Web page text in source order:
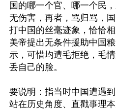
国的哪一个官、哪一个民
无伤害，再者，骂归骂，
打中国的丝毫迹象，恰恰
美帝提出无条件援助中国
示，可惜均遭毛拒绝，毛
丢自己的脸。
要说明：指当时中国遭遇
站在历史角度、直戳事理